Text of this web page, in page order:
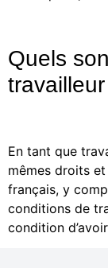
Quels
En tant que
mêmes droits
français, y
conditions de
condition